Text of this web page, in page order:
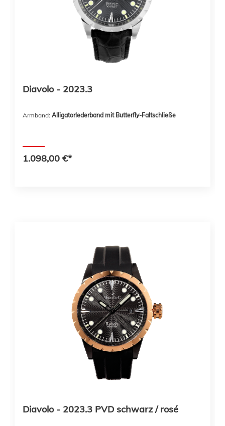
Diavolo - 2023.3
Armband: Alligatorlederband mit Butterfly-Faltschließe
1.098,00 €*
Diavolo - 2023.3 PVD schwarz / rosé